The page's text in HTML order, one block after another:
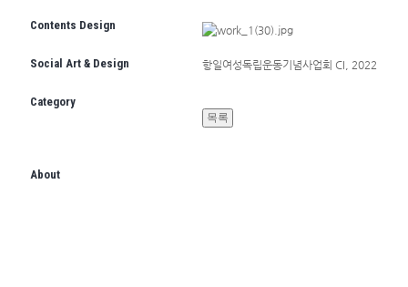
Contents Design
Social Art & Design
Category
About
항일여성독립운동기념사업회 CI, 2022